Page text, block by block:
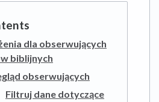
dla obserwujących
biblijnych
obserwujących
Filtruj dane dotyczące